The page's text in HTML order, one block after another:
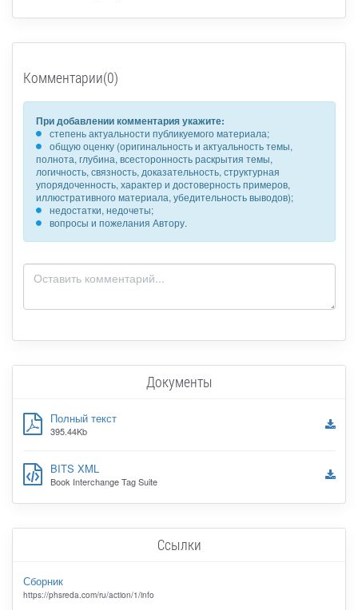
Комментарии(0)
При добавлении комментария укажите:
степень актуальности публикуемого материала;
общую оценку (оригинальность и актуальность темы,
полнота, глубина, всесторонность раскрытия темы,
логичность, связность, доказательность, структурная
упорядоченность, характер и достоверность примеров,
иллюстративного материала, убедительность выводов);
недостатки, недочеты;
вопросы и пожелания Автору.
Документы
Полный текст
395.44Kb
BITS XML
Book Interchange Tag Suite
Ссылки
Сборник
https://phsreda.com/ru/action/1/info